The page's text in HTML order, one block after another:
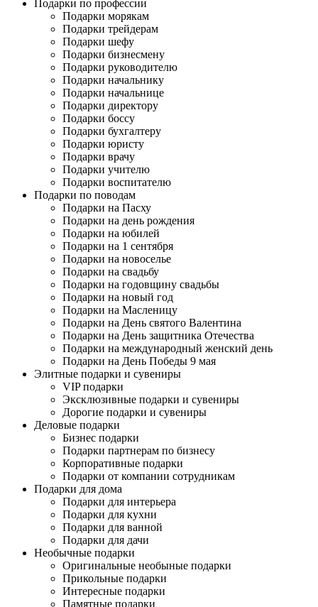
Подарки по профессии
Подарки морякам
Подарки трейдерам
Подарки шефу
Подарки бизнесмену
Подарки руководителю
Подарки начальнику
Подарки начальнице
Подарки директору
Подарки боссу
Подарки бухгалтеру
Подарки юристу
Подарки врачу
Подарки учителю
Подарки воспитателю
Подарки по поводам
Подарки на Пасху
Подарки на день рождения
Подарки на юбилей
Подарки на 1 сентября
Подарки на новоселье
Подарки на свадьбу
Подарки на годовщину свадьбы
Подарки на новый год
Подарки на Масленицу
Подарки на День святого Валентина
Подарки на День защитника Отечества
Подарки на международный женский день
Подарки на День Победы 9 мая
Элитные подарки и сувениры
VIP подарки
Эксклюзивные подарки и сувениры
Дорогие подарки и сувениры
Деловые подарки
Бизнес подарки
Подарки партнерам по бизнесу
Корпоративные подарки
Подарки от компании сотрудникам
Подарки для дома
Подарки для интерьера
Подарки для кухни
Подарки для ванной
Подарки для дачи
Необычные подарки
Оригинальные необыные подарки
Прикольные подарки
Интересные подарки
Памятные подарки